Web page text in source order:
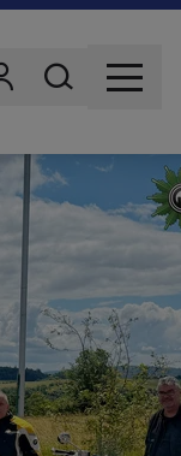
Benutzer
Wonach suchst
MENU